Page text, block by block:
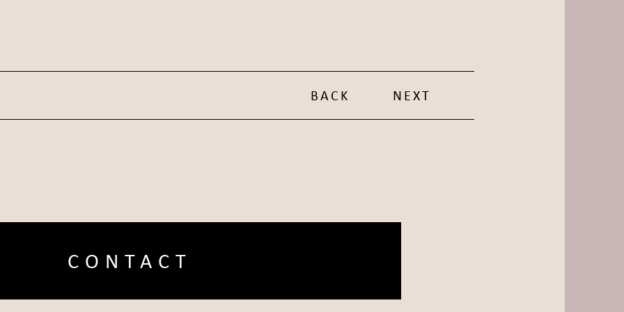
BACK NEXT
CONTACT